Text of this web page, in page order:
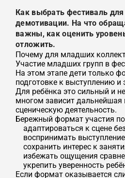
Как выбрать фестиваль
демотивации. На что
важны, как оценить
отложить.
Почему для младших
Участие младших групп в
На этом этапе дети только
подготовке к выступлению и
Для ребёнка это сильный и
многом зависит дальнейшая
сценическую деятельность.
Бережный формат участия
адаптироваться к сцене
воспринимать
сохранить интерес к
избежать ощущения
укрепить уверенность
Если формат оказывается